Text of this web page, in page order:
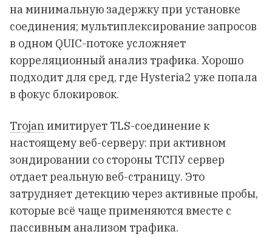
на минимальную задержку при установке
соединения; мультиплексирование запросов
в одном QUIC-потоке усложняет
корреляционный анализ трафика. Хорошо
подходит для сред, где Hysteria2 уже попала
в фокус блокировок.
Trojan имитирует TLS-соединение к
настоящему веб-серверу: при активном
зондировании со стороны ТСПУ сервер
отдает реальную веб-страницу. Это
затрудняет детекцию через активные пробы,
которые всё чаще применяются вместе с
пассивным анализом трафика.